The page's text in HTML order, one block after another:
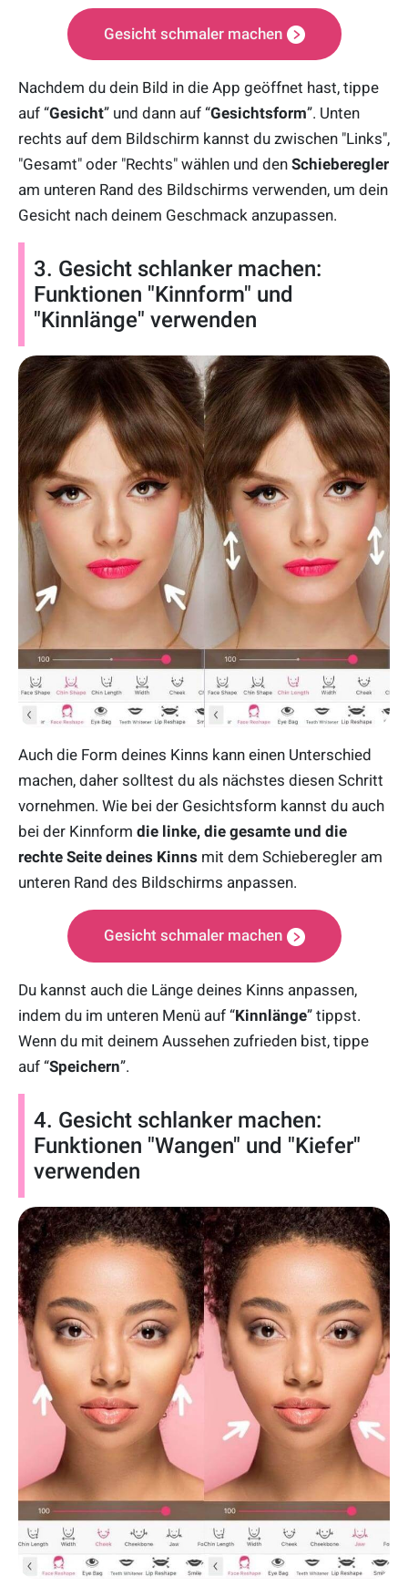
Gesicht schmaler machen
Nachdem du dein Bild in die App geöffnet hast, tippe
auf “Gesicht” und dann auf “Gesichtsform”. Unten
rechts auf dem Bildschirm kannst du zwischen "Links",
"Gesamt" oder "Rechts" wählen und den Schieberegler
am unteren Rand des Bildschirms verwenden, um dein
Gesicht nach deinem Geschmack anzupassen.
3. Gesicht schlanker machen:
Funktionen "Kinnform" und
"Kinnlänge" verwenden
Auch die Form deines Kinns kann einen Unterschied
machen, daher solltest du als nächstes diesen Schritt
vornehmen. Wie bei der Gesichtsform kannst du auch
bei der Kinnform die linke, die gesamte und die
rechte Seite deines Kinns mit dem Schieberegler am
unteren Rand des Bildschirms anpassen.
Gesicht schmaler machen
Du kannst auch die Länge deines Kinns anpassen,
indem du im unteren Menü auf “Kinnlänge” tippst.
Wenn du mit deinem Aussehen zufrieden bist, tippe
auf “Speichern”.
4. Gesicht schlanker machen:
Funktionen "Wangen" und "Kiefer"
verwenden